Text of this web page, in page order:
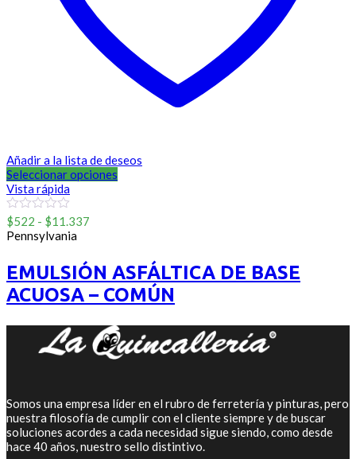
Añadir a la lista de deseos
Seleccionar opciones
Vista rápida
0
out
of
$522 - $11.337
desde
$522
hasta
$11.337
Pennsylvania
EMULSIÓN ASFÁLTICA DE BASE
ACUOSA – COMÚN
Somos una empresa líder en el rubro de ferretería y pinturas, pero
nuestra filosofía de cumplir con el cliente siempre y de buscar
soluciones acordes a cada necesidad sigue siendo, como desde
hace 40 años, nuestro sello distintivo.